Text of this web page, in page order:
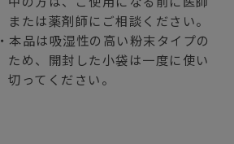
または薬剤師にご相談ください。
・本品は吸湿性の高い粉末タイプの
ため、開封した小袋は一度に使い
切ってください。